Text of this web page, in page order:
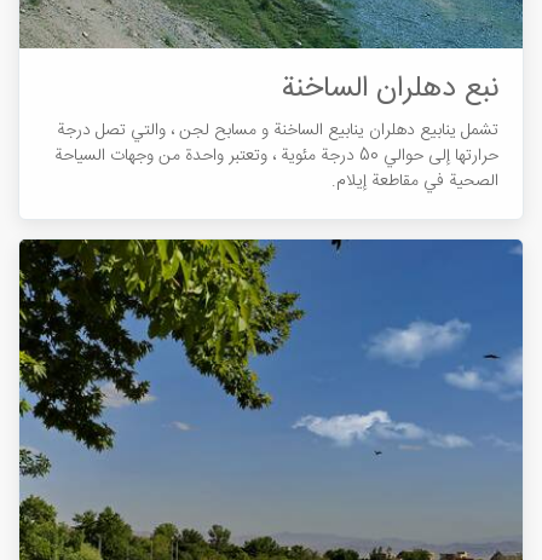
نبع دهلران الساخنة
تشمل ينابيع دهلران ينابيع الساخنة و مسابح لجن ، والتي تصل درجة
حرارتها إلى حوالي 50 درجة مئوية ، وتعتبر واحدة من وجهات السياحة
الصحية في مقاطعة إيلام.